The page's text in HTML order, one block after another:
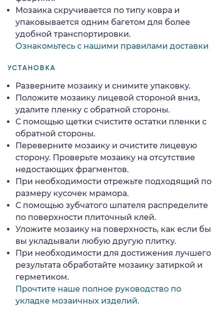
Мозаика скручивается по типу ковра и
упаковывается одним багетом для более
удобной транспортировки.
Ознакомьтесь с нашими правилами доставки
УСТАНОВКА
Разверните мозаику и снимите упаковку.
Положите мозаику лицевой стороной вниз,
удалите пленку с обратной стороны.
С помощью щетки счистите остатки пленки с
обратной стороны.
Переверните мозаику и очистите лицевую
сторону. Проверьте мозаику на отсутствие
недостающих фрагментов.
При необходимости отрежьте подходящий по
размеру кусочек мрамора.
С помощью зубчатого шпателя распределите
по поверхности плиточный клей.
Уложите мозаику на поверхность, как если бы
вы укладывали любую другую плитку.
При необходимости для достижения лучшего
результата обработайте мозаику затиркой и
герметиком.
Прочтите наше полное руководство по
укладке мозаичных изделий.